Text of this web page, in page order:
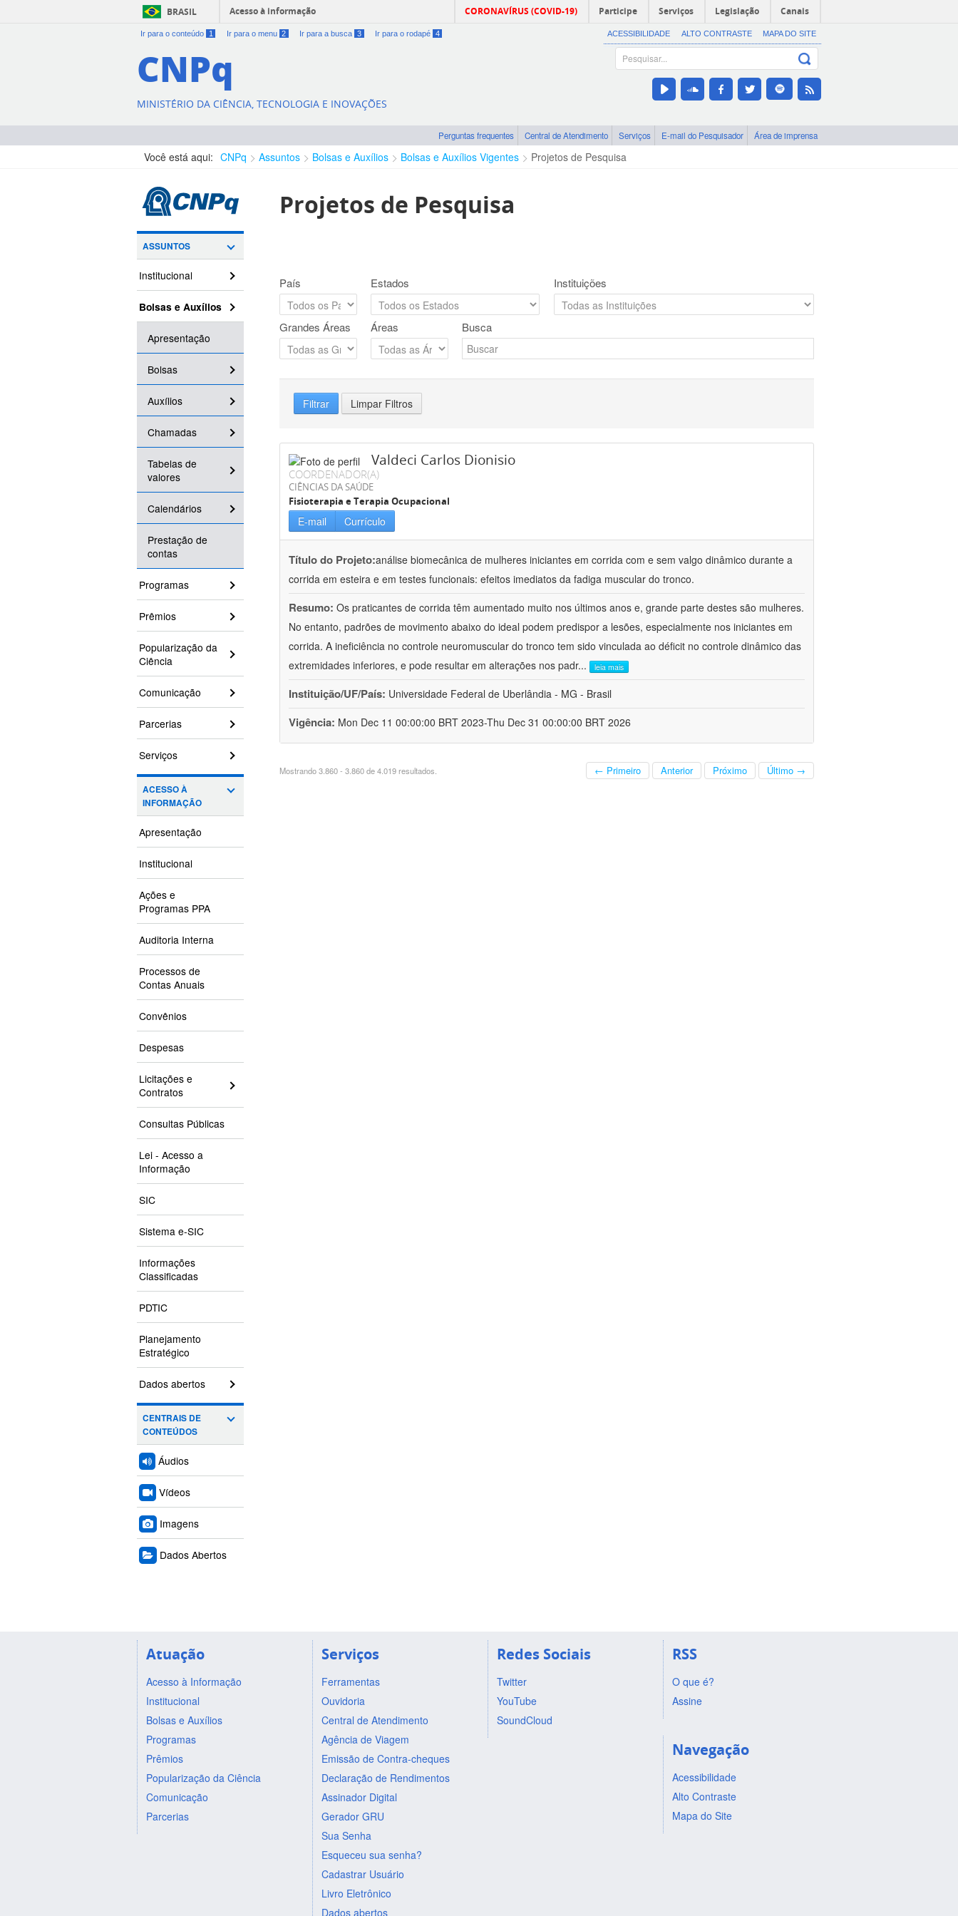
BRASIL Acesso à informação CORONAVÍRUS (COVID-19) Participe Serviços Legislação Canais
Ir para o conteúdo 1 Ir para o menu 2 Ir para a busca 3 Ir para o rodapé 4 ACESSIBILIDADE ALTO CONTRASTE MAPA DO SITE
CNPq
MINISTÉRIO DA CIÊNCIA, TECNOLOGIA E INOVAÇÕES
Perguntas frequentes Central de Atendimento Serviços E-mail do Pesquisador Área de imprensa
Você está aqui: CNPq Assuntos Bolsas e Auxílios Bolsas e Auxílios Vigentes Projetos de Pesquisa
ASSUNTOS
Institucional
Bolsas e Auxílios
Apresentação
Bolsas
Auxílios
Chamadas
Tabelas de
valores
Calendários
Prestação de
contas
Programas
Prêmios
Popularização da
Ciência
Comunicação
Parcerias
Serviços
ACESSO À
INFORMAÇÃO
Apresentação
Institucional
Ações e
Programas PPA
Auditoria Interna
Processos de
Contas Anuais
Convênios
Despesas
Licitações e
Contratos
Consultas Públicas
Lei - Acesso a
Informação
SIC
Sistema e-SIC
Informações
Classificadas
PDTIC
Planejamento
Estratégico
Dados abertos
CENTRAIS DE
CONTEÚDOS
Áudios
Vídeos
Imagens
Dados Abertos
Projetos de Pesquisa
País Estados Instituições
Grandes Áreas Áreas Busca
Filtrar Limpar Filtros
Valdeci Carlos Dionisio
COORDENADOR(A)
CIÊNCIAS DA SAÚDE
Fisioterapia e Terapia Ocupacional
E-mail Currículo
Título do Projeto:análise biomecânica de mulheres iniciantes em corrida com e sem valgo dinâmico durante a
corrida em esteira e em testes funcionais: efeitos imediatos da fadiga muscular do tronco.
Resumo: Os praticantes de corrida têm aumentado muito nos últimos anos e, grande parte destes são mulheres.
No entanto, padrões de movimento abaixo do ideal podem predispor a lesões, especialmente nos iniciantes em
corrida. A ineficiência no controle neuromuscular do tronco tem sido vinculada ao déficit no controle dinâmico das
extremidades inferiores, e pode resultar em alterações nos padr... leia mais
Instituição/UF/País: Universidade Federal de Uberlândia - MG - Brasil
Vigência: Mon Dec 11 00:00:00 BRT 2023-Thu Dec 31 00:00:00 BRT 2026
Mostrando 3.860 - 3.860 de 4.019 resultados. ← Primeiro Anterior Próximo Último →
Atuação
Acesso à Informação
Institucional
Bolsas e Auxílios
Programas
Prêmios
Popularização da Ciência
Comunicação
Parcerias
Serviços
Ferramentas
Ouvidoria
Central de Atendimento
Agência de Viagem
Emissão de Contra-cheques
Declaração de Rendimentos
Assinador Digital
Gerador GRU
Sua Senha
Esqueceu sua senha?
Cadastrar Usuário
Livro Eletrônico
Dados abertos
Redes Sociais
Twitter
YouTube
SoundCloud
RSS
O que é?
Assine
Navegação
Acessibilidade
Alto Contraste
Mapa do Site